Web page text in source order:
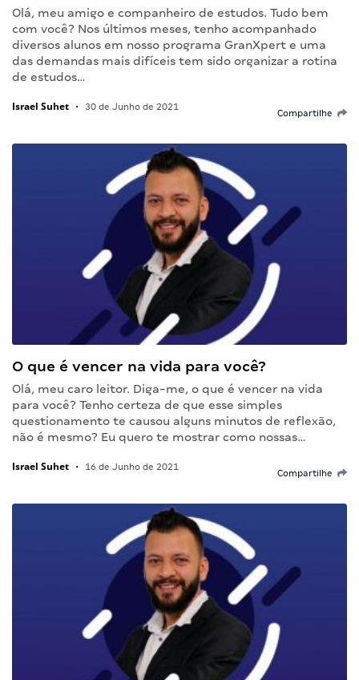
Olá, meu amigo e companheiro de estudos. Tudo bem
com você? Nos últimos meses, tenho acompanhado
diversos alunos em nosso programa GranXpert e uma
das demandas mais difíceis tem sido organizar a rotina
de estudos…
Israel Suhet • 30 de Junho de 2021
Compartilhe
O que é vencer na vida para você?
Olá, meu caro leitor. Diga-me, o que é vencer na vida
para você? Tenho certeza de que esse simples
questionamento te causou alguns minutos de reflexão,
não é mesmo? Eu quero te mostrar como nossas…
Israel Suhet • 16 de Junho de 2021
Compartilhe